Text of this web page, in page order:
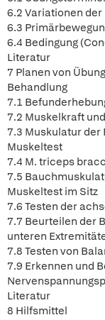
6.2 Variationen
6.3
6.4 Bedingung
Literatur
7 Planen von
Behandlung
7.1
7.2 Muskelkraft
7.3 Muskulatur der
Muskeltest
7.4 M. triceps
7.5
Muskeltest im Sitz
7.6 Testen der
7.7 Beurteilen der
unteren
7.8 Testen von
7.9 Erkennen und
Literatur
8 Hilfsmittel